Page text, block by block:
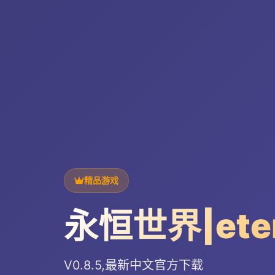
精品游戏
永恒世界
V0.8.5,最新中文官方下载